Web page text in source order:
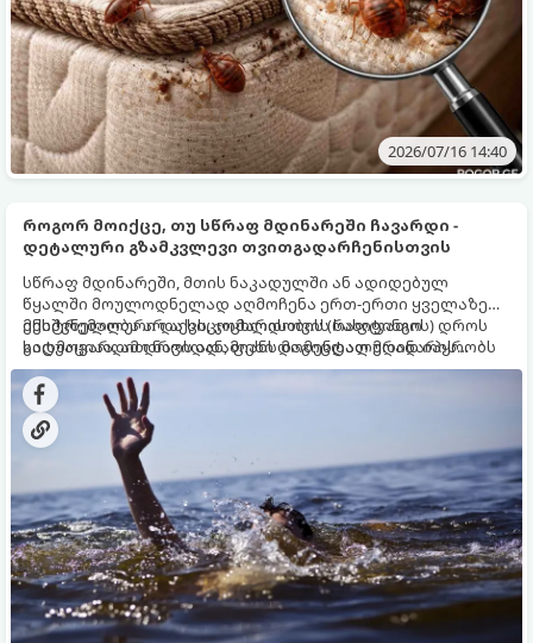
2026/07/16 14:40
როგორ მოიქცე, თუ სწრაფ მდინარეში ჩავარდი -
დეტალური გზამკვლევი თვითგადარჩენისთვის
სწრაფ მდინარეში, მთის ნაკადულში ან ადიდებულ
წყალში მოულოდნელად აღმოჩენა ერთ-ერთი ყველაზე
ექსტრემალური და სიცოცხლისთვის სახიფათო
სიტუაციაა. ამ დროს ადამიანს მომენტალურად იპყრობს
პანიკა, რაც ხშირად საბედისწერო შეცდომების მიზეზი
ხდება. წყლის მძლავრ დინებასთან ბრძოლა ფიზიკური
ძალით შეუძლებელია — აქ მხოლოდ ცივი გონება, სწორი
ტექნიკა და ფიზიკის კანონების ცოდნა გადაგარჩენთ.
მნიშვნელობა არ აქვს, ჯომარდობის (რაფტინგის) დროს
გადმოვარდით ნავიდან, ფეხი დაგიცდათ მდინარის
ნაპირზე თუ სტიქიის ზონაში აღმოჩნდით, მიჰყევით ამ
დეტალურ, ნაბიჯ-ნაბიჯ გზამკვლევს, რათა იცოდეთ,
როგორ გადაირჩინოთ სიცოცხლე.